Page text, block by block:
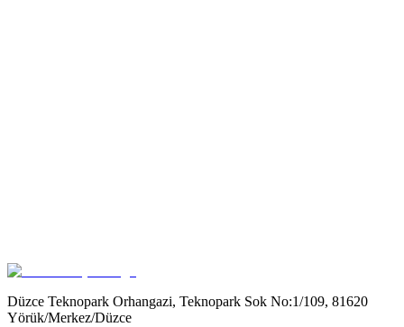
Google Play
Düzce Teknopark Orhangazi, Teknopark Sok No:1/109, 81620
Yörük/Merkez/Düzce